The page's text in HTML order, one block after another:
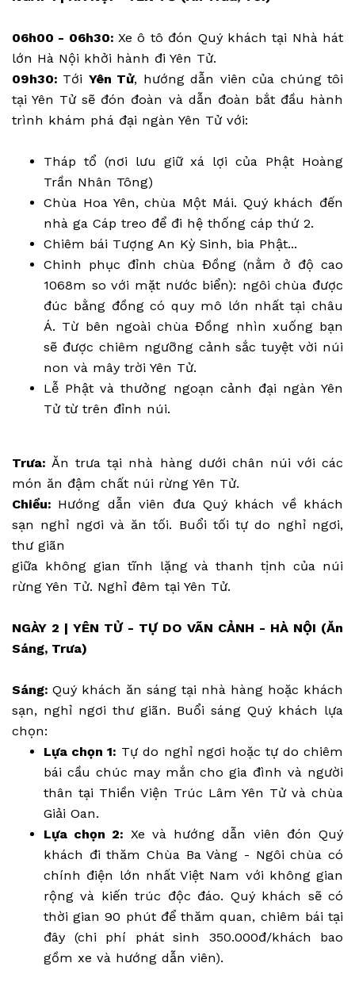
06h00 - 06h30: Xe ô tô đón Quý khách tại Nhà hát
lớn Hà Nội khởi hành đi Yên Tử.
09h30: Tới Yên Tử, hướng dẫn viên của chúng tôi
tại Yên Tử sẽ đón đoàn và dẫn đoàn bắt đầu hành
trình khám phá đại ngàn Yên Tử với:
Tháp tổ (nơi lưu giữ xá lợi của Phật Hoàng
Trần Nhân Tông)
Chùa Hoa Yên, chùa Một Mái. Quý khách đến
nhà ga Cáp treo để đi hệ thống cáp thứ 2.
Chiêm bái Tượng An Kỳ Sinh, bia Phật...
Chinh phục đỉnh chùa Đồng (nằm ở độ cao
1068m so với mặt nước biển): ngôi chùa được
đúc bằng đồng có quy mô lớn nhất tại châu
Á. Từ bên ngoài chùa Đồng nhìn xuống bạn
sẽ được chiêm ngưỡng cảnh sắc tuyệt vời núi
non và mây trời Yên Tử.
Lễ Phật và thưởng ngoạn cảnh đại ngàn Yên
Tử từ trên đỉnh núi.
Trưa: Ăn trưa tại nhà hàng dưới chân núi với các
món ăn đậm chất núi rừng Yên Tử.
Chiều: Hướng dẫn viên đưa Quý khách về khách
sạn nghỉ ngơi và ăn tối. Buổi tối tự do nghỉ ngơi,
thư giãn
giữa không gian tĩnh lặng và thanh tịnh của núi
rừng Yên Tử. Nghỉ đêm tại Yên Tử.
NGÀY 2 | YÊN TỬ - TỰ DO VÃN CẢNH - HÀ NỘI (Ăn
Sáng, Trưa)
Sáng: Quý khách ăn sáng tại nhà hàng hoặc khách
sạn, nghỉ ngơi thư giãn. Buổi sáng Quý khách lựa
chọn:
Lựa chọn 1: Tự do nghỉ ngơi hoặc tự do chiêm
bái cầu chúc may mắn cho gia đình và người
thân tại Thiền Viện Trúc Lâm Yên Tử và chùa
Giải Oan.
Lựa chọn 2: Xe và hướng dẫn viên đón Quý
khách đi thăm Chùa Ba Vàng - Ngôi chùa có
chính điện lớn nhất Việt Nam với không gian
rộng và kiến trúc độc đáo. Quý khách sẽ có
thời gian 90 phút để thăm quan, chiêm bái tại
đây (chi phí phát sinh 350.000đ/khách bao
gồm xe và hướng dẫn viên).